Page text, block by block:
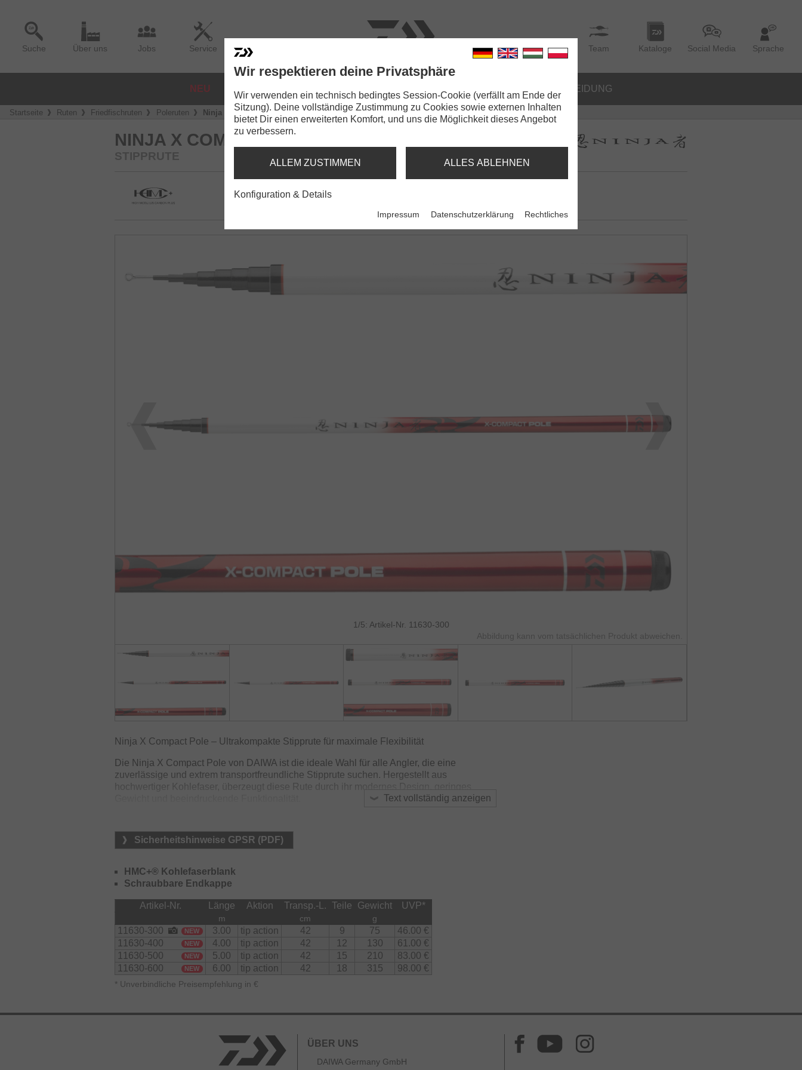
Suche Über uns Jobs Service Team Kataloge Social Media Sprache
NEU BEKLEIDUNG
Startseite Ruten Friedfischruten Poleruten Ninja X Compact Pole
NINJA X COMPACT POLE
STIPPRUTE
1/5: Artikel-Nr. 11630-300
Abbildung kann vom tatsächlichen Produkt abweichen.
Text vollständig anzeigen
Ninja X Compact Pole – Ultrakompakte Stipprute für maximale Flexibilität
Die Ninja X Compact Pole von DAIWA ist die ideale Wahl für alle Angler, die eine
zuverlässige und extrem transportfreundliche Stipprute suchen. Hergestellt aus
hochwertiger Kohlefaser, überzeugt diese Rute durch ihr modernes Design, geringes
nahezu jeder Angeltasche verstauen – perfekt für den spontanen Angelausflug oder das
schnelle Fangen von Köderfischen am Wasser. Trotz ihrer kompakten Maße bietet die
erwarten.
Sicherheitshinweise GPSR (PDF)
HMC+® Kohlefaserblank
Schraubbare Endkappe
Artikel-Nr. Länge Aktion Transp.-L. Teile Gewicht UVP*
m cm g
11630-300 NEW 3.00 tip action 42 9 75
46.00 €
11630-400
NEW 4.00 tip action 42 12 130
61.00 €
11630-500
NEW 5.00 tip action 42 15 210
83.00 €
11630-600
NEW 6.00 tip action 42 18 315 98.00 €
* Unverbindliche Preisempfehlung in €
ÜBER UNS
DAIWA Germany GmbH
Wir respektieren deine Privatsphäre
Wir verwenden ein technisch bedingtes Session-Cookie (verfällt am Ende der
Sitzung). Deine vollständige Zustimmung zu Cookies sowie externen Inhalten
bietet Dir einen erweiterten Komfort, und uns die Möglichkeit dieses Angebot
zu verbessern.
ALLEM ZUSTIMMEN ALLES ABLEHNEN
Konfiguration & Details
Impressum Datenschutzerklärung Rechtliches